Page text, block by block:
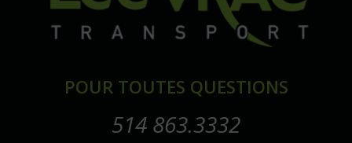
POUR TOUTES QUESTIONS
514 863.3332